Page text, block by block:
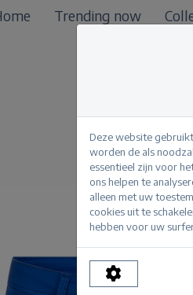
Trending now
Deze website
worden de als
essentieel zijn voor
ons helpen te
alleen met uw
cookies uit te
hebben voor uw